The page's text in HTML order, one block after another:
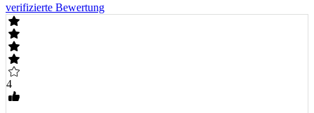
verifizierte Bewertung
4